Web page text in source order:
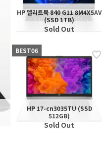
HP 엘리트북 840 G11 8M4X5AV
(SSD 1TB)
Sold Out
BEST06
HP 17-cn3035TU (SSD
512GB)
Sold Out